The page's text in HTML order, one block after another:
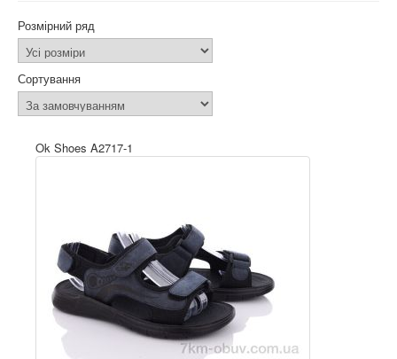
Розмірний ряд
Сортування
Ok Shoes A2717-1